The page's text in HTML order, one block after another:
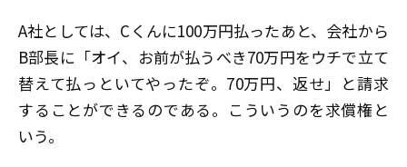
A社としては、Cくんに100万円払ったあと、会社から
B部長に「オイ、お前が払うべき70万円をウチで立て
替えて払っといてやったぞ。70万円、返せ」と請求
することができるのである。こういうのを求償権と
いう。